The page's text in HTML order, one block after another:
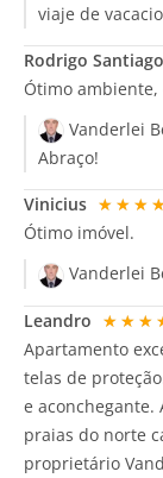
viaje de
Rodrigo Santiago
Ótimo
Vanderlei
Abraço!
Vinicius
Ótimo imóvel.
Vanderlei
Leandro
Apartamento
telas de
e aconchegante.
praias do norte
proprietário